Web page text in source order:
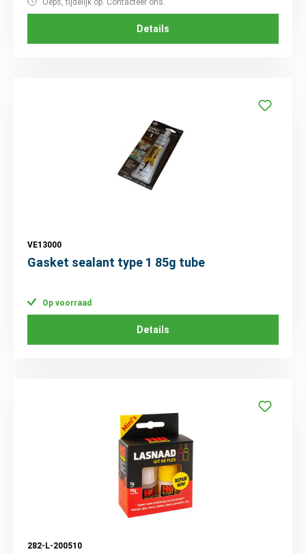
Oeps, tijdelijk op. Contacteer ons.
Details
VE13000
Gasket sealant type 1 85g tube
Op voorraad
Details
282-L-200510